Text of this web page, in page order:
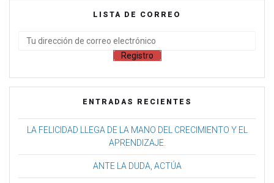
LISTA DE CORREO
ENTRADAS RECIENTES
LA FELICIDAD LLEGA DE LA MANO DEL CRECIMIENTO Y EL
APRENDIZAJE.
ANTE LA DUDA, ACTÚA